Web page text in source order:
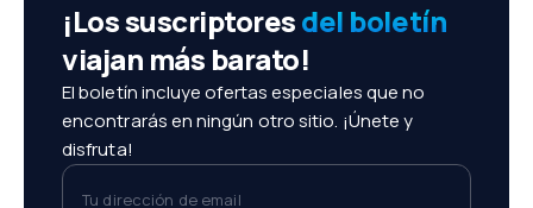
¡Los suscriptoresdel boletín
viajan más barato!
El boletín incluye ofertas especiales que no
encontrarás en ningún otro sitio. ¡Únete y
disfruta!
Tu dirección de email